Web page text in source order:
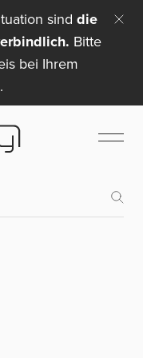
sind die
Bitte
bei Ihrem